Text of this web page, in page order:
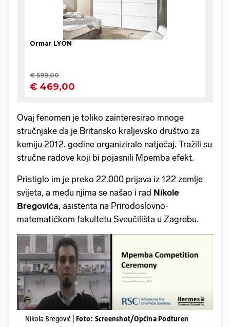
Ovaj fenomen je toliko zainteresirao mnoge
stručnjake da je Britansko kraljevsko društvo za
kemiju 2012. godine organiziralo natječaj. Tražili su
stručne radove koji bi pojasnili Mpemba efekt.
Pristiglo im je preko 22.000 prijava iz 122 zemlje
svijeta, a među njima se našao i rad Nikole
Bregovića, asistenta na Prirodoslovno-
matematičkom fakultetu Sveučilišta u Zagrebu.
Nikola Bregović | Foto: Screenshot/Općina Podturen